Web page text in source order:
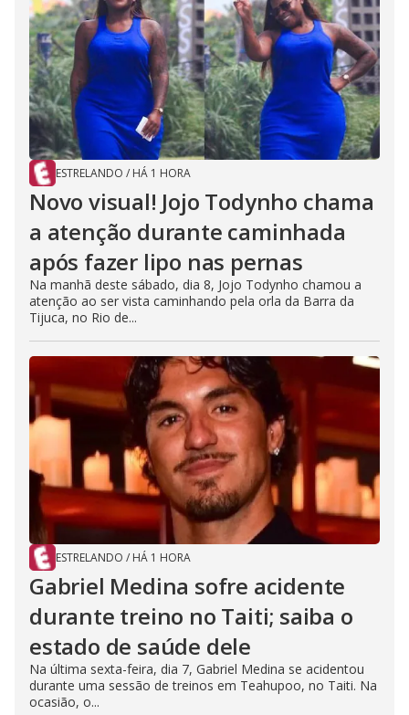
ESTRELANDO / HÁ 1 HORA
Novo visual! Jojo Todynho chama
a atenção durante caminhada
após fazer lipo nas pernas
Na manhã deste sábado, dia 8, Jojo Todynho chamou a
atenção ao ser vista caminhando pela orla da Barra da
Tijuca, no Rio de...
ESTRELANDO / HÁ 1 HORA
Gabriel Medina sofre acidente
durante treino no Taiti; saiba o
estado de saúde dele
Na última sexta-feira, dia 7, Gabriel Medina se acidentou
durante uma sessão de treinos em Teahupoo, no Taiti. Na
ocasião, o...